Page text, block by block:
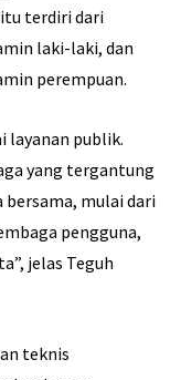
terdiri dari
laki-laki, dan
perempuan.
layanan publik.
yang tergantung
bersama, mulai dari
pengguna,
jelas Teguh
teknis